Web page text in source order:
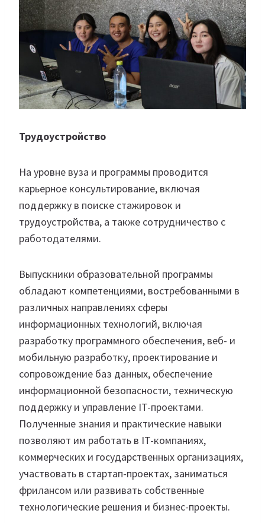
Трудоустройство
На уровне вуза и программы проводится
карьерное консультирование, включая
поддержку в поиске стажировок и
трудоустройства, а также сотрудничество с
работодателями.
Выпускники образовательной программы
обладают компетенциями, востребованными в
различных направлениях сферы
информационных технологий, включая
разработку программного обеспечения, веб- и
мобильную разработку, проектирование и
сопровождение баз данных, обеспечение
информационной безопасности, техническую
поддержку и управление IT-проектами.
Полученные знания и практические навыки
позволяют им работать в IT-компаниях,
коммерческих и государственных организациях,
участвовать в стартап-проектах, заниматься
фрилансом или развивать собственные
технологические решения и бизнес-проекты.